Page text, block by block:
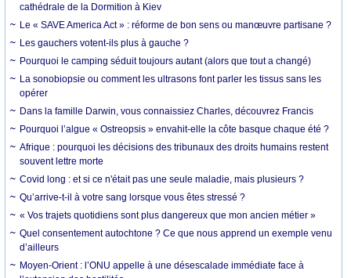
cathédrale de la Dormition à Kiev
Le « SAVE America Act » : réforme de bon sens ou manœuvre partisane ?
Les gauchers votent-ils plus à gauche ?
Pourquoi le camping séduit toujours autant (alors que tout a changé)
La sonobiopsie ou comment les ultrasons font parler les tissus sans les
opérer
Dans la famille Darwin, vous connaissiez Charles, découvrez Francis
Pourquoi l’algue « Ostreopsis » envahit-elle la côte basque chaque été ?
Afrique : pourquoi les décisions des tribunaux des droits humains restent
souvent lettre morte
Covid long : et si ce n'était pas une seule maladie, mais plusieurs ?
Qu’arrive-t-il à votre sang lorsque vous êtes stressé ?
« Vos trajets quotidiens sont plus dangereux que mon ancien métier »
Quel consentement autochtone ? Ce que nous apprend un exemple venu
d’ailleurs
Moyen-Orient : l’ONU appelle à une désescalade immédiate face à